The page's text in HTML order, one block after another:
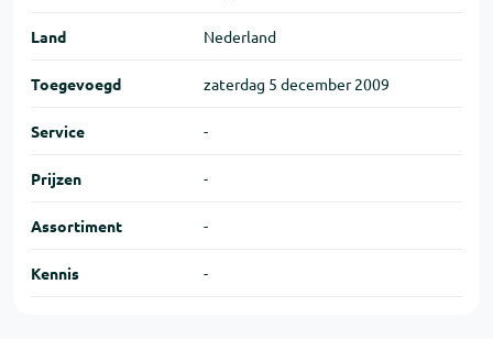
Land Nederland
Toegevoegd zaterdag 5 december 2009
Service -
Prijzen -
Assortiment -
Kennis -